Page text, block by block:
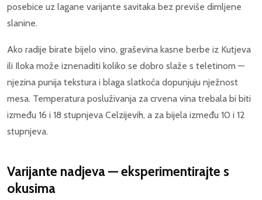
posebice uz lagane varijante savitaka bez previše dimljene
slanine.
Ako radije birate bijelo vino, graševina kasne berbe iz Kutjeva
ili Iloka može iznenaditi koliko se dobro slaže s teletinom —
njezina punija tekstura i blaga slatkoća dopunjuju nježnost
mesa. Temperatura posluživanja za crvena vina trebala bi biti
između 16 i 18 stupnjeva Celzijevih, a za bijela između 10 i 12
stupnjeva.
Varijante nadjeva — eksperimentirajte s
okusima